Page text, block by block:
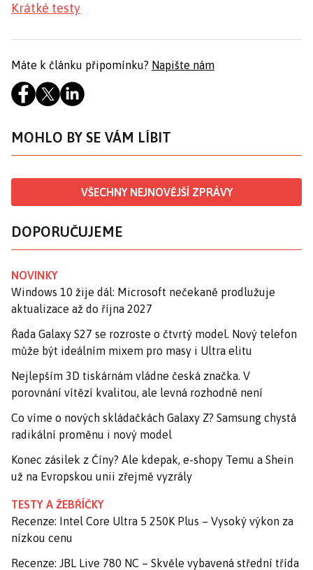
Krátké testy
Máte k článku připomínku? Napište nám
MOHLO BY SE VÁM LÍBIT
VŠECHNY NEJNOVĚJŠÍ ZPRÁVY
DOPORUČUJEME
NOVINKY
Windows 10 žije dál: Microsoft nečekaně prodlužuje
aktualizace až do října 2027
Řada Galaxy S27 se rozroste o čtvrtý model. Nový telefon
může být ideálním mixem pro masy i Ultra elitu
Nejlepším 3D tiskárnám vládne česká značka. V
porovnání vítězí kvalitou, ale levná rozhodně není
Co víme o nových skládačkách Galaxy Z? Samsung chystá
radikální proměnu i nový model
Konec zásilek z Číny? Ale kdepak, e-shopy Temu a Shein
už na Evropskou unii zřejmě vyzrály
TESTY A ŽEBŘÍČKY
Recenze: Intel Core Ultra 5 250K Plus – Vysoký výkon za
nízkou cenu
Recenze: JBL Live 780 NC – Skvěle vybavená střední třída